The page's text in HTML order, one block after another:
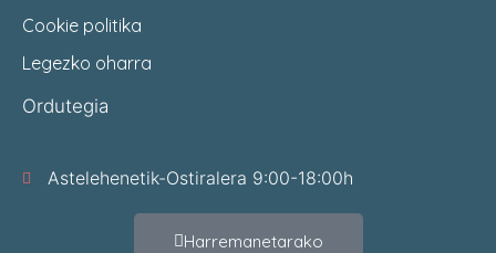
Cookie politika
Legezko oharra
Ordutegia
Astelehenetik-Ostiralera 9:00-18:00h
Harremanetarako